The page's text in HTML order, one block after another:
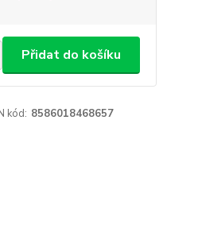
Přidat do košíku
kód: 8586018468657